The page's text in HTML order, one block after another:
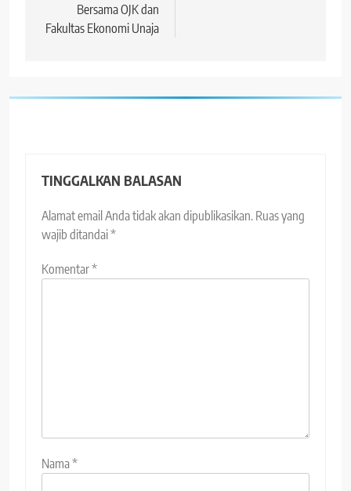
Bersama OJK dan
Fakultas Ekonomi Unaja
TINGGALKAN BALASAN
Alamat email Anda tidak akan dipublikasikan. Ruas yang
wajib ditandai*
Komentar*
Nama*